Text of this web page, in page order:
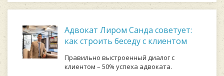
Адвокат Лиром Санда советует:
как строить беседу с клиентом
Правильно выстроенный диалог с
клиентом – 50% успеха адвоката.